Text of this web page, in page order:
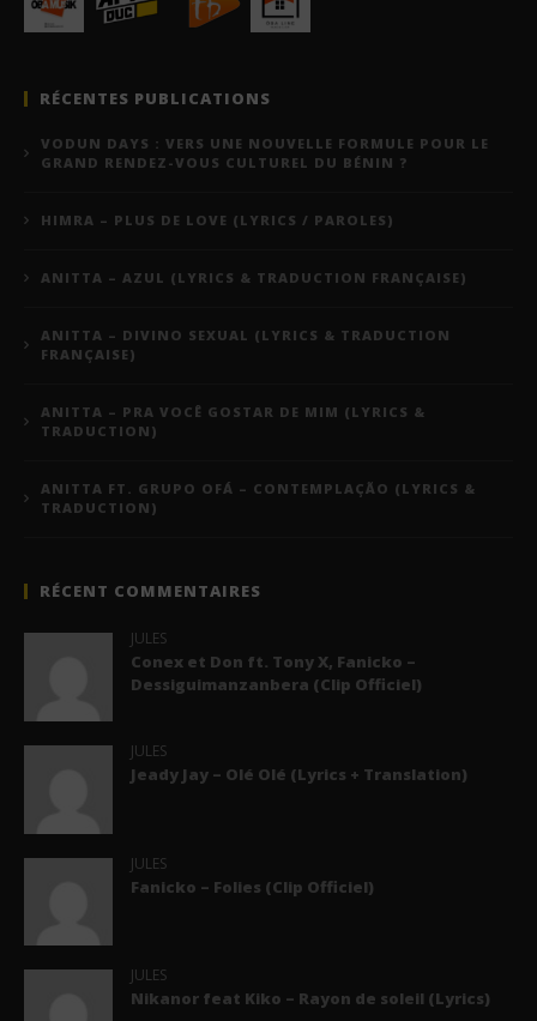
RÉCENTES PUBLICATIONS
VODUN DAYS : VERS UNE NOUVELLE FORMULE POUR LE
GRAND RENDEZ-VOUS CULTUREL DU BÉNIN ?
HIMRA – PLUS DE LOVE (LYRICS / PAROLES)
ANITTA – AZUL (LYRICS & TRADUCTION FRANÇAISE)
ANITTA – DIVINO SEXUAL (LYRICS & TRADUCTION
FRANÇAISE)
ANITTA – PRA VOCÊ GOSTAR DE MIM (LYRICS &
TRADUCTION)
ANITTA FT. GRUPO OFÁ – CONTEMPLAÇÃO (LYRICS &
TRADUCTION)
RÉCENT COMMENTAIRES
JULES
Conex et Don ft. Tony X, Fanicko –
Dessiguimanzanbera (Clip Officiel)
JULES
Jeady Jay – Olé Olé (Lyrics + Translation)
JULES
Fanicko – Folies (Clip Officiel)
JULES
Nikanor feat Kiko – Rayon de soleil (Lyrics)